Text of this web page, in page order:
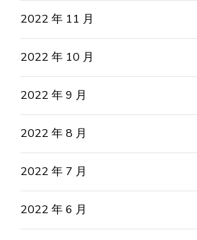
2022 年 11 月
2022 年 10 月
2022 年 9 月
2022 年 8 月
2022 年 7 月
2022 年 6 月